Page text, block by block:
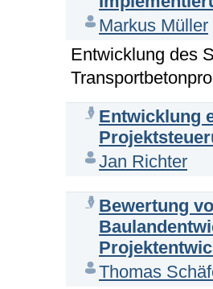
Markus Müller
Entwicklung des
Entwicklung
Jan Richter
Bewertung
Thomas